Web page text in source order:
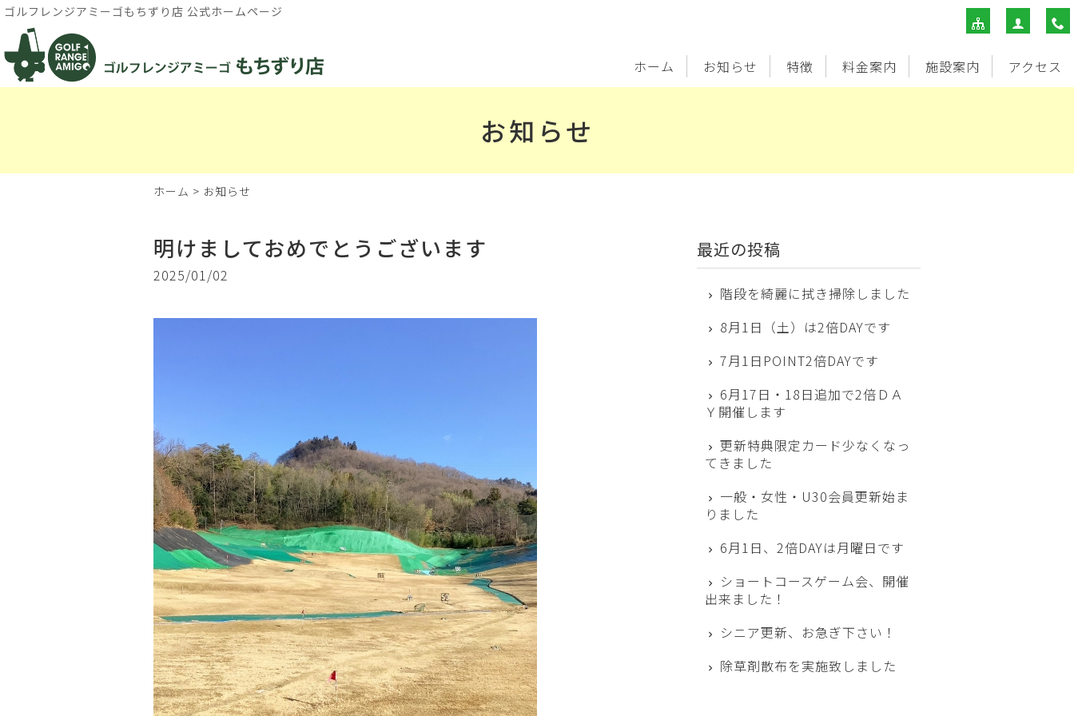
ゴルフレンジアミーゴもちずり店 公式ホームページ
ホーム お知らせ 特徴 料金案内 施設案内 アクセス
お知らせ
ホーム > お知らせ
明けましておめでとうございます
2025/01/02
最近の投稿
階段を綺麗に拭き掃除しました
8月1日（土）は2倍DAYです
7月1日POINT2倍DAYです
6月17日・18日追加で2倍ＤＡ
Ｙ開催します
更新特典限定カード少なくなっ
てきました
一般・女性・U30会員更新始ま
りました
6月1日、2倍DAYは月曜日です
ショートコースゲーム会、開催
出来ました！
シニア更新、お急ぎ下さい！
除草剤散布を実施致しました